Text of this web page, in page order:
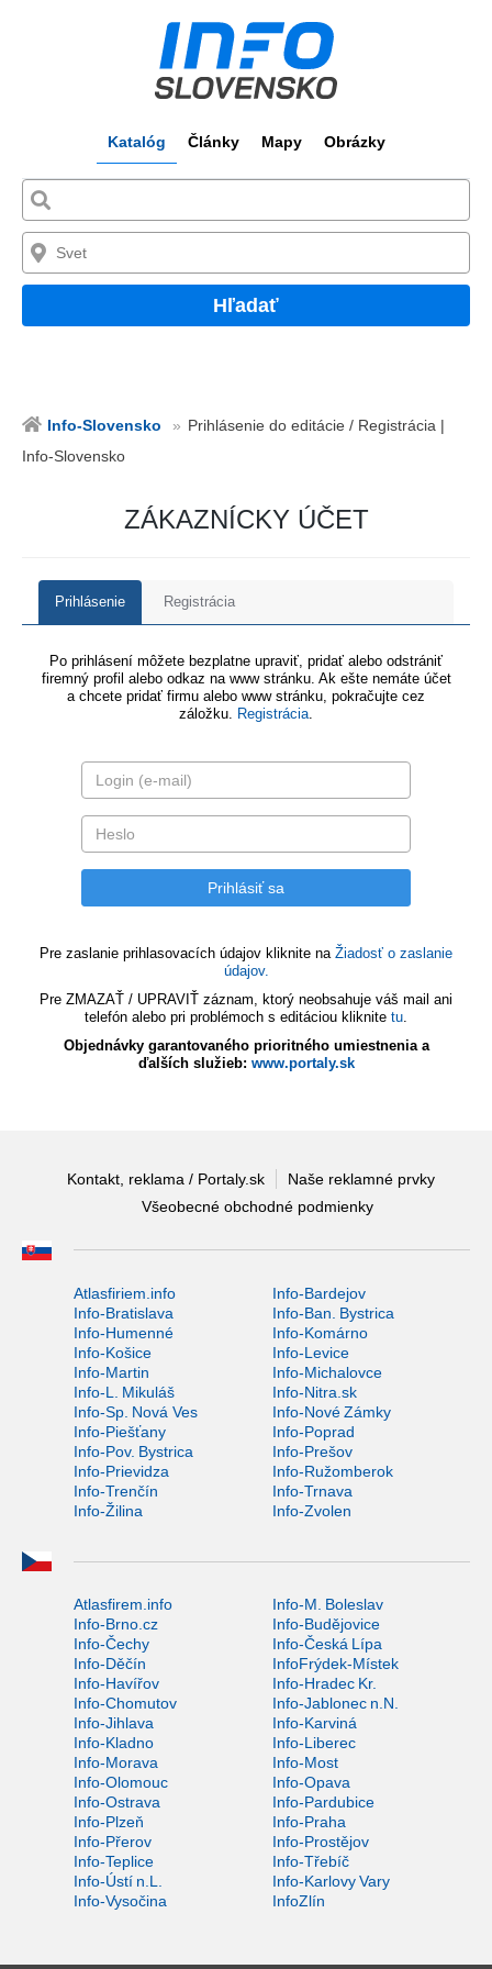
Katalóg Články Mapy Obrázky
Hľadať
Info-Slovensko
Prihlásenie do editácie / Registrácia |
Info-Slovensko
ZÁKAZNÍCKY ÚČET
Prihlásenie Registrácia
Po prihlásení môžete bezplatne upraviť, pridať alebo odstrániť
firemný profil alebo odkaz na www stránku. Ak ešte nemáte účet
a chcete pridať firmu alebo www stránku, pokračujte cez
záložku. Registrácia.
Pre zaslanie prihlasovacích údajov kliknite na Žiadosť o zaslanie
údajov.
Pre ZMAZAŤ / UPRAVIŤ záznam, ktorý neobsahuje váš mail ani
telefón alebo pri problémoch s editáciou kliknite tu.
Objednávky garantovaného prioritného umiestnenia a
ďalších služieb: www.portaly.sk
Kontakt, reklama / Portaly.sk
Naše reklamné prvky
Všeobecné obchodné podmienky
Atlasfiriem.info
Info-Bardejov
Info-Bratislava
Info-Ban. Bystrica
Info-Humenné
Info-Komárno
Info-Košice
Info-Levice
Info-Martin
Info-Michalovce
Info-L. Mikuláš
Info-Nitra.sk
Info-Sp. Nová Ves
Info-Nové Zámky
Info-Piešťany
Info-Poprad
Info-Pov. Bystrica
Info-Prešov
Info-Prievidza
Info-Ružomberok
Info-Trenčín
Info-Trnava
Info-Žilina
Info-Zvolen
Atlasfirem.info
Info-M. Boleslav
Info-Brno.cz
Info-Budějovice
Info-Čechy
Info-Česká Lípa
Info-Děčín
InfoFrýdek-Místek
Info-Havířov
Info-Hradec Kr.
Info-Chomutov
Info-Jablonec n.N.
Info-Jihlava
Info-Karviná
Info-Kladno
Info-Liberec
Info-Morava
Info-Most
Info-Olomouc
Info-Opava
Info-Ostrava
Info-Pardubice
Info-Plzeň
Info-Praha
Info-Přerov
Info-Prostějov
Info-Teplice
Info-Třebíč
Info-Ústí n.L.
Info-Karlovy Vary
Info-Vysočina
InfoZlín